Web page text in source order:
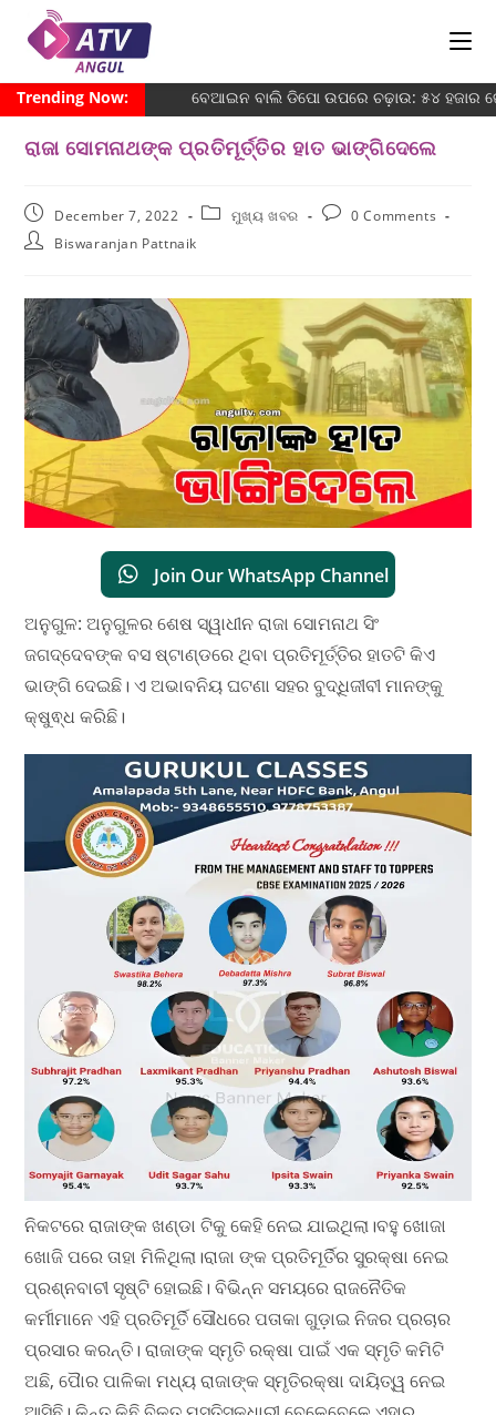
Trending Now: ବେଆଇନ ବାଲି ଡିପୋ ଉପରେ ଚଢ଼ାଉ: ୫୪ ହଜାର
ରାଜା ସୋମନାଥଙ୍କ ପ୍ରତିମୂର୍ତ୍ତିର ହାତ ଭାଙ୍ଗିଦେଲେ
December 7, 2022 ମୁଖ୍ୟ ଖବର
0 Comments
Biswaranjan Pattnaik
Join Our WhatsApp Channel
ଅନୁଗୁଳ: ଅନୁଗୁଳର ଶେଷ ସ୍ୱାଧୀନ ରାଜା ସୋମନାଥ ସିଂ
ଜଗଦ୍ଦେବଙ୍କ ବସ ଷ୍ଟାଣ୍ଡରେ ଥିବା ପ୍ରତିମୂର୍ତ୍ତିର ହାତଟି କିଏ
ଭାଙ୍ଗି ଦେଇଛି। ଏ ଅଭାବନିୟ ଘଟଣା ସହର ବୁଦ୍ଧିଜୀବୀ ମାନଙ୍କୁ
କ୍ଷୁଵ୍ଧ କରିଛି।
ନିକଟରେ ରାଜାଙ୍କ ଖଣ୍ଡା ଟିକୁ କେହି ନେଇ ଯାଇଥିଲା।ବହୁ ଖୋଜା
ଖୋଜି ପରେ ତାହା ମିଳିଥିଲା।ରାଜା ଙ୍କ ପ୍ରତିମୂର୍ତିର ସୁରକ୍ଷା ନେଇ
ପ୍ରଶ୍ନବାଚୀ ସୃଷ୍ଟି ହୋଇଛି। ବିଭିନ୍ନ ସମୟରେ ରାଜନୈତିକ
କର୍ମୀମାନେ ଏହି ପ୍ରତିମୂର୍ତି ସୌଧରେ ପତାକା ଗୁଡ଼ାଇ ନିଜର ପ୍ରଚାର
ପ୍ରସାର କରନ୍ତି। ରାଜାଙ୍କ ସ୍ମୃତି ରକ୍ଷା ପାଇଁ ଏକ ସ୍ମୃତି କମିଟି
ଅଛି, ପୋୖର ପାଳିକା ମଧ୍ୟ ରାଜାଙ୍କ ସ୍ମୃତିରକ୍ଷା ଦାୟିତ୍ୱ ନେଇ